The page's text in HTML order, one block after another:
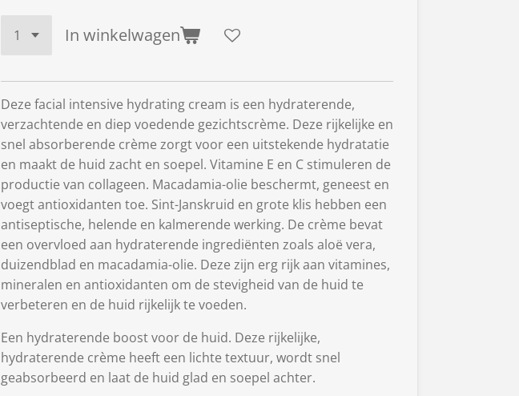
In winkelwagen
Deze facial intensive hydrating cream is een hydraterende,
verzachtende en diep voedende gezichtscrème. Deze rijkelijke en
snel absorberende crème zorgt voor een uitstekende hydratatie
en maakt de huid zacht en soepel. Vitamine E en C stimuleren de
productie van collageen. Macadamia-olie beschermt, geneest en
voegt antioxidanten toe. Sint-Janskruid en grote klis hebben een
antiseptische, helende en kalmerende werking. De crème bevat
een overvloed aan hydraterende ingrediënten zoals aloë vera,
duizendblad en macadamia-olie. Deze zijn erg rijk aan vitamines,
mineralen en antioxidanten om de stevigheid van de huid te
verbeteren en de huid rijkelijk te voeden.
Een hydraterende boost voor de huid. Deze rijkelijke,
hydraterende crème heeft een lichte textuur, wordt snel
geabsorbeerd en laat de huid glad en soepel achter.